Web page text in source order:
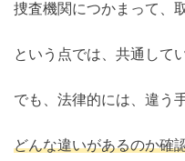
捜査機関につかまって、
という点では、共通して
でも、法律的には、違う
どんな違いがあるのか確